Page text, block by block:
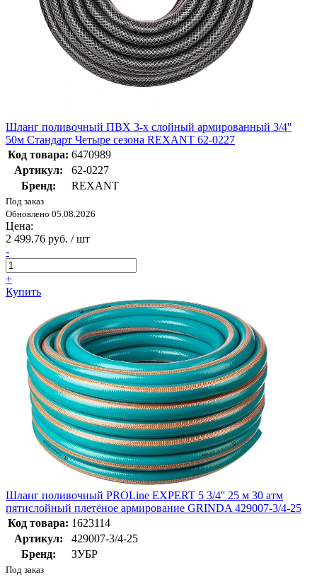
Шланг поливочный ПВХ 3-х слойный армированный 3/4''
50м Стандарт Четыре сезона REXANT 62-0227
Код товара: 6470989
Артикул:
62-0227
Бренд:
REXANT
Под заказ
Обновлено 05.08.2026
Цена:
2 499.76 руб. / шт
-
+
Купить
Шланг поливочный PROLine EXPERT 5 3/4'' 25 м 30 атм
пятислойный плетёное армирование GRINDA 429007-3/4-25
Код товара: 1623114
Артикул:
429007-3/4-25
Бренд:
ЗУБР
Под заказ